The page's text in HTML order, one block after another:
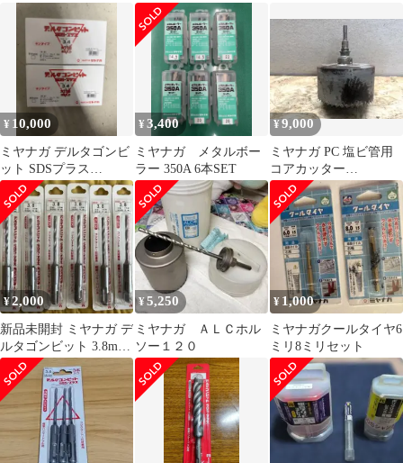
24mm 【3本セット】
¥ 10,000
ミヤナガ デルタゴンビ
ット SDSプラス
3.4×116 5本入 2箱
¥3,400
ミヤナガ メタルボー
ラー 350A 6本SET
¥9,000
ミヤナガ PC 塩ビ管用
コアカッター
PCEW170C ポリクリッ
ク
¥2,000
新品未開封 ミヤナガ デ
ルタゴンビット 3.8mm
6本セット
¥5,250
ミヤナガ ＡＬＣホル
ソー１２０
¥ 1,000
ミヤナガクールタイヤ6
ミリ8ミリセット